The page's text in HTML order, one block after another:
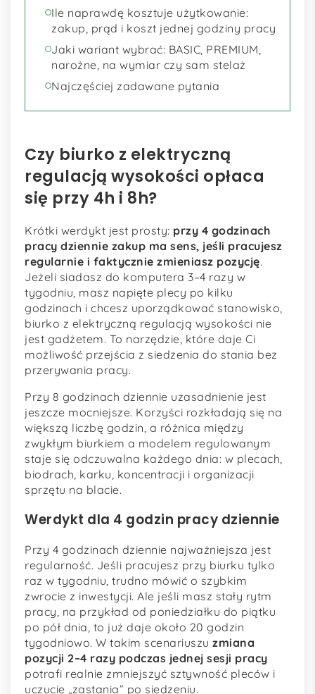
Ile naprawdę kosztuje użytkowanie:
zakup, prąd i koszt jednej godziny pracy
Jaki wariant wybrać: BASIC, PREMIUM,
narożne, na wymiar czy sam stelaż
Najczęściej zadawane pytania
Czy biurko z elektryczną
regulacją wysokości opłaca
się przy 4h i 8h?
Krótki werdykt jest prosty: przy 4 godzinach
pracy dziennie zakup ma sens, jeśli pracujesz
regularnie i faktycznie zmieniasz pozycję.
Jeżeli siadasz do komputera 3–4 razy w
tygodniu, masz napięte plecy po kilku
godzinach i chcesz uporządkować stanowisko,
biurko z elektryczną regulacją wysokości nie
jest gadżetem. To narzędzie, które daje Ci
możliwość przejścia z siedzenia do stania bez
przerywania pracy.
Przy 8 godzinach dziennie uzasadnienie jest
jeszcze mocniejsze. Korzyści rozkładają się na
większą liczbę godzin, a różnica między
zwykłym biurkiem a modelem regulowanym
staje się odczuwalna każdego dnia: w plecach,
biodrach, karku, koncentracji i organizacji
sprzętu na blacie.
Werdykt dla 4 godzin pracy dziennie
Przy 4 godzinach dziennie najważniejsza jest
regularność. Jeśli pracujesz przy biurku tylko
raz w tygodniu, trudno mówić o szybkim
zwrocie z inwestycji. Ale jeśli masz stały rytm
pracy, na przykład od poniedziałku do piątku
po pół dnia, to już daje około 20 godzin
tygodniowo. W takim scenariuszu zmiana
pozycji 2–4 razy podczas jednej sesji pracy
potrafi realnie zmniejszyć sztywność pleców i
uczucie „zastania” po siedzeniu.